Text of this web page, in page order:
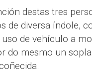
destas tres
de diversa índole,
de vehículo a
do mesmo un